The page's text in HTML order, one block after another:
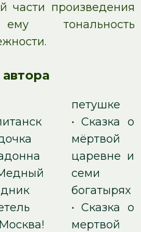
части произведения
тональность
Москва!
петушке
•Сказка о
мёртвой
царевне и
семи
богатырях
•Сказка о
мертвой